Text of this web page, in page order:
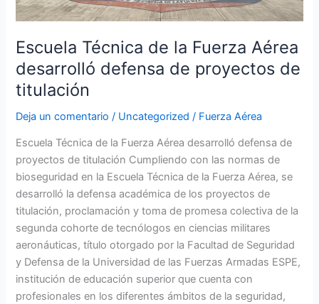
Escuela Técnica de la Fuerza Aérea
desarrolló defensa de proyectos de
titulación
Deja un comentario / Uncategorized / Fuerza Aérea
Escuela Técnica de la Fuerza Aérea desarrolló defensa de
proyectos de titulación Cumpliendo con las normas de
bioseguridad en la Escuela Técnica de la Fuerza Aérea, se
desarrolló la defensa académica de los proyectos de
titulación, proclamación y toma de promesa colectiva de la
segunda cohorte de tecnólogos en ciencias militares
aeronáuticas, título otorgado por la Facultad de Seguridad
y Defensa de la Universidad de las Fuerzas Armadas ESPE,
institución de educación superior que cuenta con
profesionales en los diferentes ámbitos de la seguridad,
de